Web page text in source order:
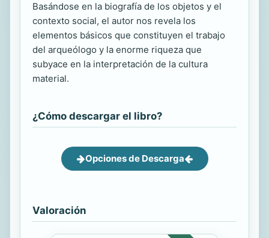
Basándose en la biografía de los objetos y el
contexto social, el autor nos revela los
elementos básicos que constituyen el trabajo
del arqueólogo y la enorme riqueza que
subyace en la interpretación de la cultura
material.
¿Cómo descargar el libro?
Opciones de Descarga
Valoración